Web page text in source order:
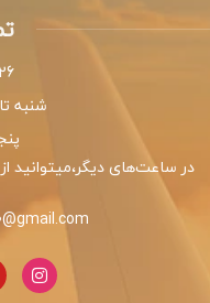
شنبه تا
در ساعت‌های دیگر،میتوانید